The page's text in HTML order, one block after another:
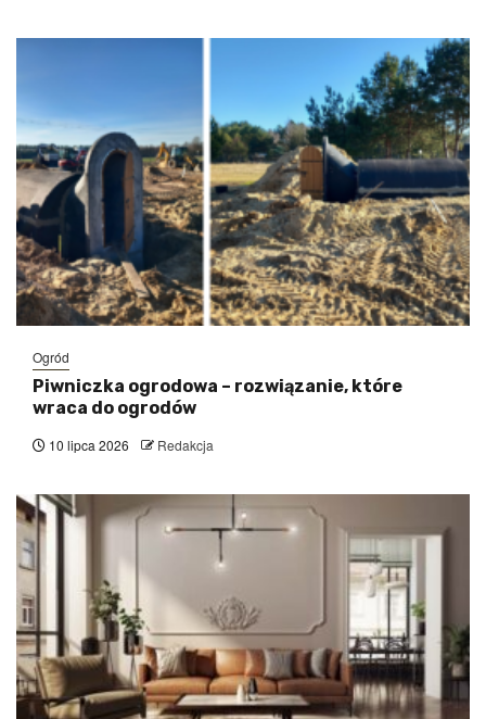
Ogród
Piwniczka ogrodowa – rozwiązanie, które
wraca do ogrodów
10 lipca 2026 Redakcja